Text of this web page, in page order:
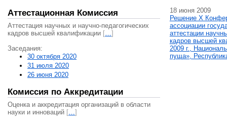
Аттестационная Комиссия
Аттестация научных и научно-педагогических
кадров высшей квалификации […]
Заседания:
30 октября 2020
31 июля 2020
26 июня 2020
Комиссия по Аккредитации
Оценка и аккредитация организаций в области
науки и инноваций […]
18 июня 2009
Решение X
ассоциации
аттестации
кадров высшей
2009 г.,
пуща»,